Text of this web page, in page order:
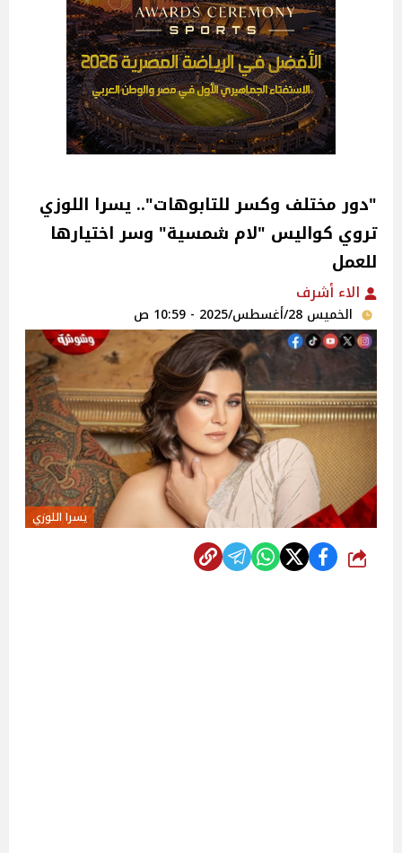
"دور مختلف وكسر للتابوهات".. يسرا اللوزي
تروي كواليس "لام شمسية" وسر اختيارها
للعمل‎
الاء أشرف
الخميس 28/أغسطس/2025 - 10:59 ص
يسرا اللوزي
شارك